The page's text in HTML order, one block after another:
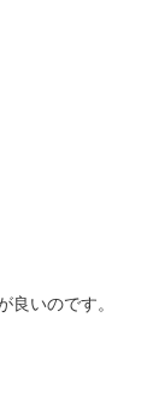
良いのです。